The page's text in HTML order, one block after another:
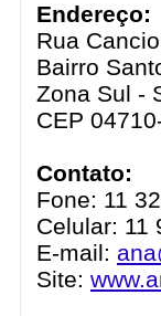
Endereço:
Rua
Bairro
Zona Sul -
CEP
Contato:
Fone: 11
Celular: 11
E-mail:
Site: